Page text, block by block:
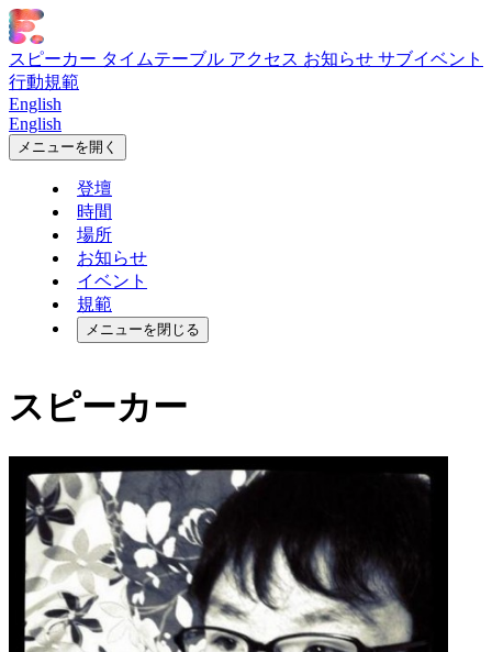
スピーカー タイムテーブル アクセス お知らせ サブイベント
行動規範
English
English
メニューを開く
登壇
時間
場所
お知らせ
イベント
規範
メニューを閉じる
スピーカー